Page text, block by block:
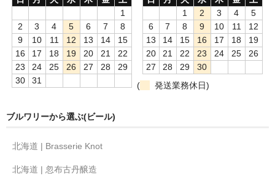
1
2
3 4 5 6 7
8
9
10 11 12 13 14
15
16
17 18 19 20 21
22
23
24 25 26 27 28
29
30
31
1
2 3 4
5
6
7 8 9 10 11
12
13
14 15 16 17 18
19
20
21 22 23 24 25
26
27
28 29
30
(
発送業務休日)
ブルワリーから選ぶ(ビール)
北海道 | Brasserie Knot
北海道 | 忽布古丹醸造